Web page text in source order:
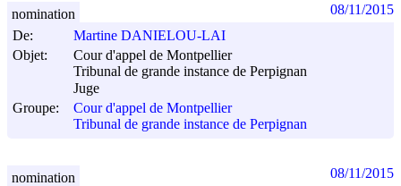
De:
Martine DANIELOU-LAI
Objet:
Cour d'appel de Montpellier
Tribunal de grande instance de Perpignan
Juge
Groupe:
Cour d'appel de Montpellier
Tribunal de grande instance de Perpignan
nomination 08/11/2015
nomination 08/11/2015